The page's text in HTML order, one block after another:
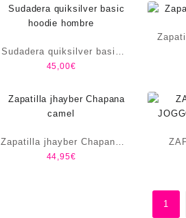
Sudadera quiksilver basic
hoodie hombre
45,00€
Zapatilla jhayber Chapana
camel
44,95€
1